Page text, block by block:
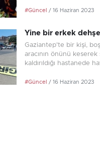
#Güncel / 16 Haziran 2023
Yine bir erkek
Gaziantep'te bir kişi,
aracının önünü keserek
kaldırıldığı hastanede
#Güncel / 16 Haziran 2023